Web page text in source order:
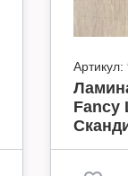
Артикул:
Fancy